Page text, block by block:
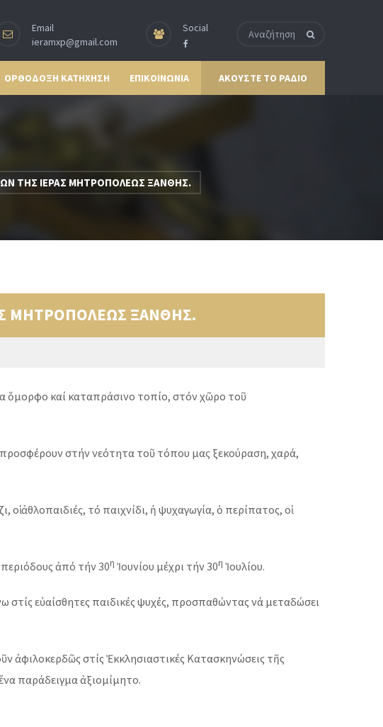
Email
ieramxp@gmail.com
Social
ΟΡΘΟΔΟΞΗ ΚΑΤΗΧΗΣΗ ΕΠΙΚΟΙΝΩΝΙΑ ΑΚΟΥΣΤΕ ΤΟ ΡΑΔΙΟ
ΤΗΣ ΙΕΡΑΣ ΜΗΤΡΟΠΟΛΕΩΣ ΞΑΝΘΗΣ.
ΜΗΤΡΟΠΟΛΕΩΣ ΞΑΝΘΗΣ.
ὄμορφο καί καταπράσινο τοπίο, στόν χῶρο τοῦ
προσφέρουν στήν νεότητα τοῦ τόπου μας ξεκούραση, χαρά,
ἀθλοπαιδιές, τό παιχνίδι, ἡ ψυχαγωγία, ὁ περίπατος, οἱ
ἀπό τήν 30η Ἰουνίου μέχρι τήν 30η Ἰουλίου.
στίς εὐαίσθητες παιδικές ψυχές, προσπαθώντας νά μεταδώσει
στίς Ἐκκλησιαστικές Κατασκηνώσεις τῆς
παράδειγμα ἀξιομίμητο.